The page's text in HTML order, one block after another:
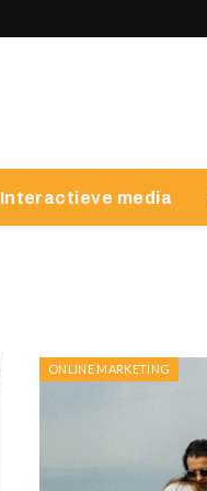
Interactieve media
ONLINE MARKETING